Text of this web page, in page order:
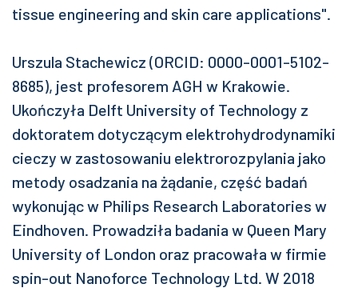
tissue engineering and skin care applications".
Urszula Stachewicz (ORCID: 0000-0001-5102-
8685), jest profesorem AGH w Krakowie.
Ukończyła Delft University of Technology z
doktoratem dotyczącym elektrohydrodynamiki
cieczy w zastosowaniu elektrorozpylania jako
metody osadzania na żądanie, część badań
wykonując w Philips Research Laboratories w
Eindhoven. Prowadziła badania w Queen Mary
University of London oraz pracowała w firmie
spin-out Nanoforce Technology Ltd. W 2018